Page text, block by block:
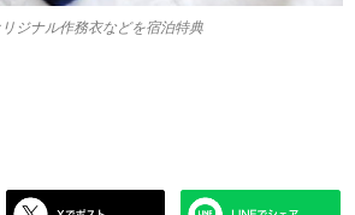
ジナル作務衣などを宿泊特典